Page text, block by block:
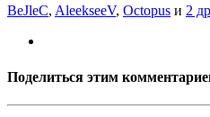
BeJleC, AleekseeV, Octopus и 2
Поделиться этим